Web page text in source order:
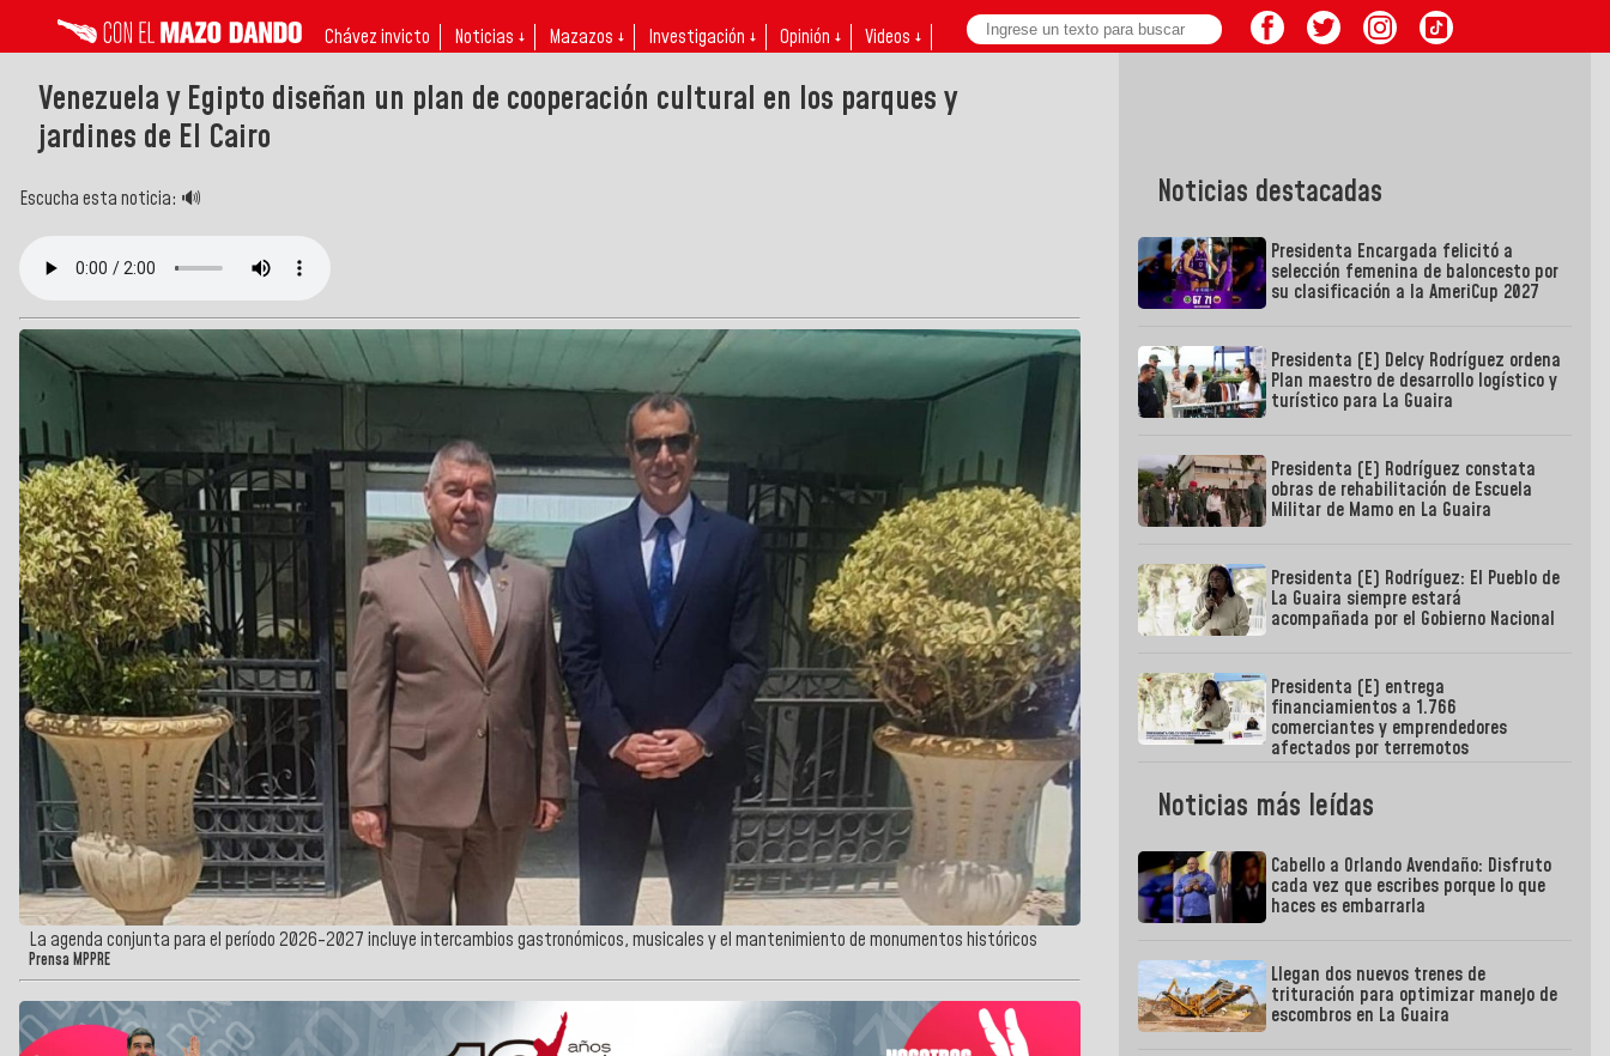
Chávez invicto Noticias ↓ Mazazos ↓ Investigación ↓ Opinión ↓ Videos ↓
Venezuela y Egipto diseñan un plan de cooperación cultural en los parques y
jardines de El Cairo
Escucha esta noticia: 🔊
La agenda conjunta para el período 2026-2027 incluye intercambios gastronómicos, musicales y el mantenimiento de monumentos históricos
Prensa MPPRE
Noticias destacadas
Presidenta Encargada felicitó a
selección femenina de baloncesto por
su clasificación a la AmeriCup 2027
Presidenta (E) Delcy Rodríguez ordena
Plan maestro de desarrollo logístico y
turístico para La Guaira
Presidenta (E) Rodríguez constata
obras de rehabilitación de Escuela
Militar de Mamo en La Guaira
Presidenta (E) Rodríguez: El Pueblo de
La Guaira siempre estará
acompañada por el Gobierno Nacional
Presidenta (E) entrega
financiamientos a 1.766
comerciantes y emprendedores
afectados por terremotos
Noticias más leídas
Cabello a Orlando Avendaño: Disfruto
cada vez que escribes porque lo que
haces es embarrarla
Llegan dos nuevos trenes de
trituración para optimizar manejo de
escombros en La Guaira